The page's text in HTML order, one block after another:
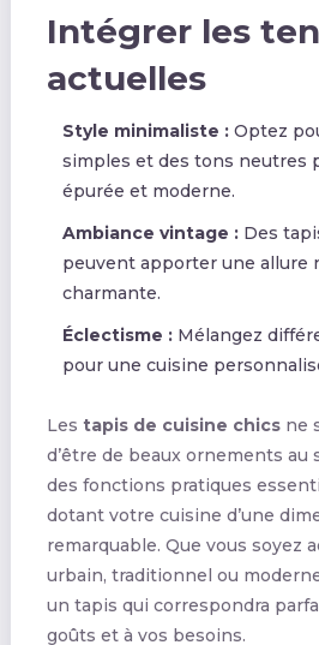
Intégrer les
actuelles
Style minimaliste :Optez
simples et des tons neutres
épurée et moderne.
Ambiance vintage :Des
peuvent apporter une allure
charmante.
Éclectisme :Mélangez
pour une cuisine
Les tapis de cuisine chicsne
d’être de beaux ornements au
des fonctions pratiques
dotant votre cuisine d’une
remarquable. Que vous soyez
urbain, traditionnel ou
un tapis qui correspondra
goûts et à vos besoins.